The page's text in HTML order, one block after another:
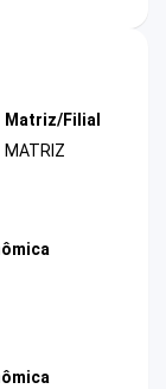
Matriz/Filial
MATRIZ